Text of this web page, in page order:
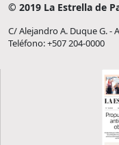
© 2019 La Estrella de
C/ Alejandro A. Duque G. -
Teléfono: +507 204-0000